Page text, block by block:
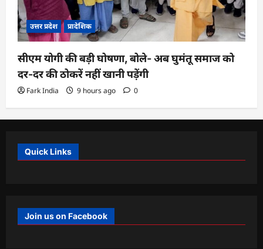
उत्तर प्रदेश प्रादेशिक
सीएम योगी की बड़ी घोषणा, बोले- अब घुमंतू समाज को
दर-दर की ठोकरें नहीं खानी पड़ेंगी
Fark India 9 hours ago 0
Quick Links
Join us on Facebook